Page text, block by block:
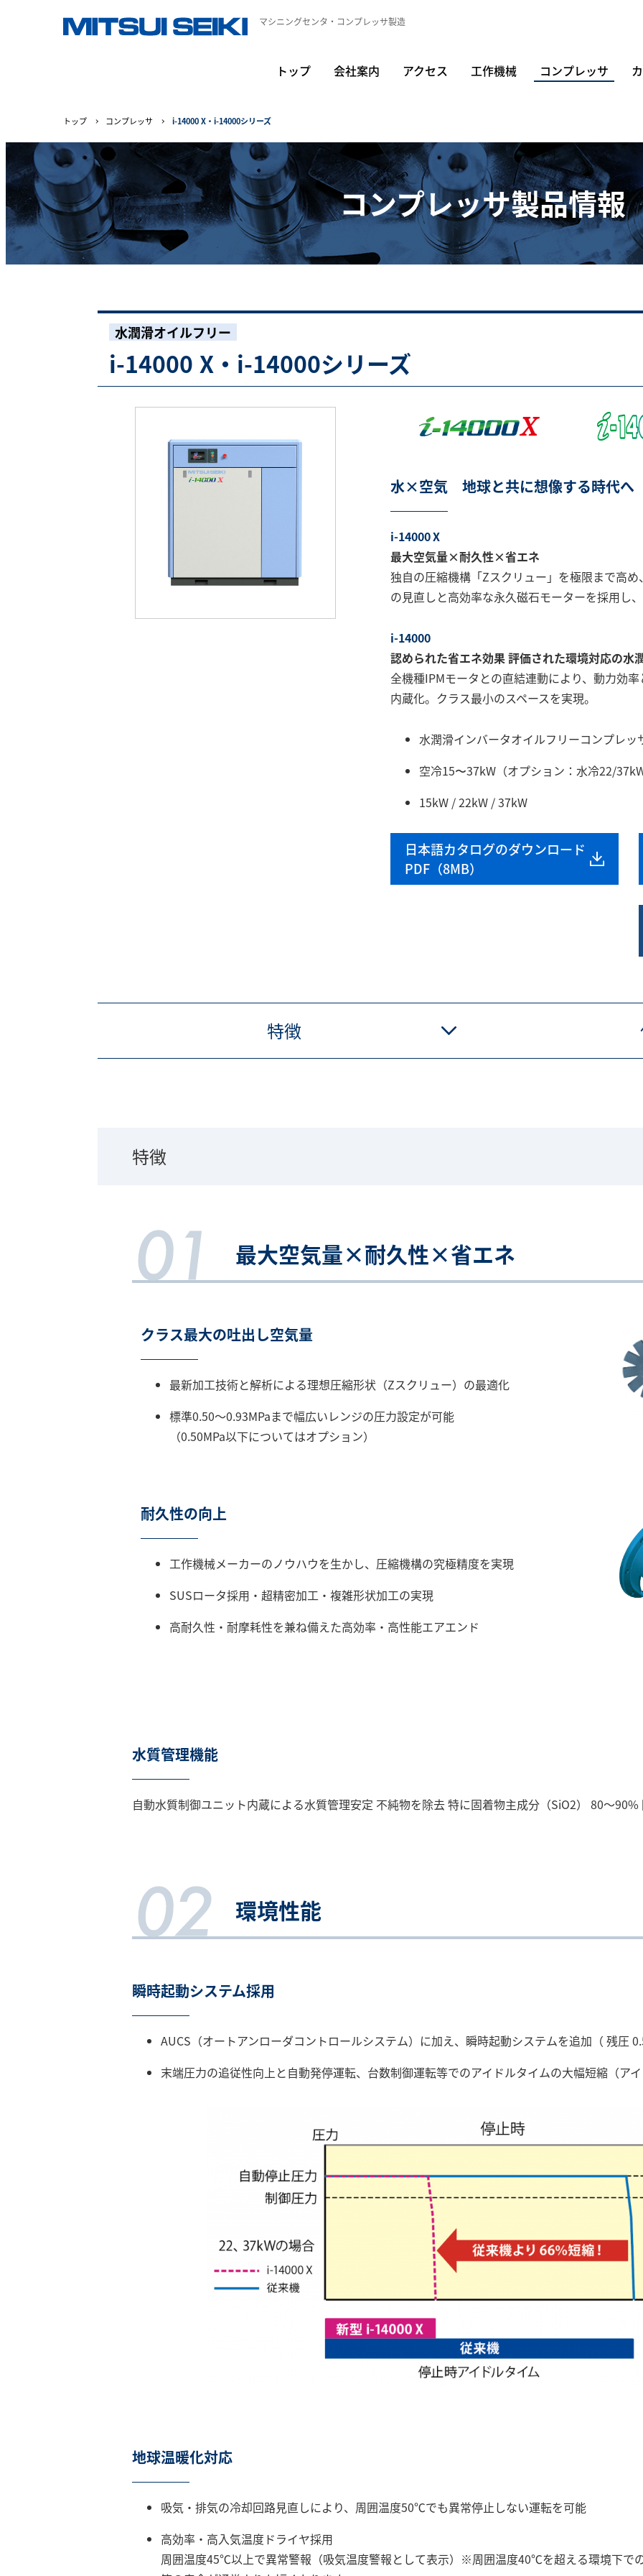
マシニングセンタ・コンプレッサ製造
トップ 会社案内 アクセス 工作機械 コンプレッサ
トップ コンプレッサ i-14000 X・i-14000シリーズ
コンプレッサ製品情報
水潤滑オイルフリー
i-14000 X・i-14000シリーズ
水×空気 地球と共に想像する時代へ
i-14000Ⅹ
最大空気量×耐久性×省エネ
独自の圧縮機構「Zスクリュー」を極限まで高
の見直しと高効率な永久磁石モーターを採用し
i-14000
認められた省エネ効果 評価された環境対応の水
全機種IPMモータとの直結連動により、動力効
内蔵化。クラス最小のスペースを実現。
水潤滑インバータオイルフリーコンプレッ
空冷15〜37kW（オプション：水冷22/
15kW / 22kW / 37kW
日本語カタログのダウンロード
PDF（8MB）
特徴
特徴
最大空気量×耐久性×省エネ
クラス最大の吐出し空気量
最新加工技術と解析による理想圧縮形状（Zスクリュー）の最適化
標準0.50～0.93MPaまで幅広いレンジの圧力設定が可能
（0.50MPa以下についてはオプション）
耐久性の向上
工作機械メーカーのノウハウを生かし、圧縮機構の究極精度を実現
SUSロータ採用・超精密加工・複雑形状加工の実現
高耐久性・耐摩耗性を兼ね備えた高効率・高性能エアエンド
水質管理機能
自動水質制御ユニット内蔵による水質管理安定 不純物を除去 特に固着物主成分（SiO2） 80～90%
環境性能
瞬時起動システム採用
AUCS（オートアンローダコントロールシステム）に加え、瞬時起動システムを追加（ 残圧
末端圧力の追従性向上と自動発停運転、台数制御運転等でのアイドルタイムの大幅短縮（ア
地球温暖化対応
吸気・排気の冷却回路見直しにより、周囲温度50℃でも異常停止しない運転を可能
高効率・高入気温度ドライヤ採用
周囲温度45℃以上で異常警報（吸気温度警報として表示）※周囲温度40℃を超える環境下で